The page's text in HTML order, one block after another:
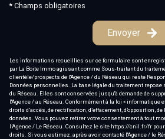
* Champs obligatoires
Envoyer
Les informations recueillies sur ce formulaire sont
par La Boite Immo agissant comme Sous-traitant du
clientèle/prospects de l'Agence / du Réseau qui reste
Données personnelles. La base légale du traitement
du Réseau. Elles sont conservées jusqu'à demande de
l'Agence / au Réseau. Conformément à la loi « informatique
droits d’accès, de rectification, d’effacement, d’opposition,
données. Vous pouvez retirer votre consentement à tout
l’Agence / Le Réseau. Consultez le site https://cnil.fr/fr
droits. Si vous estimez, après avoir contacté l'Agence / le